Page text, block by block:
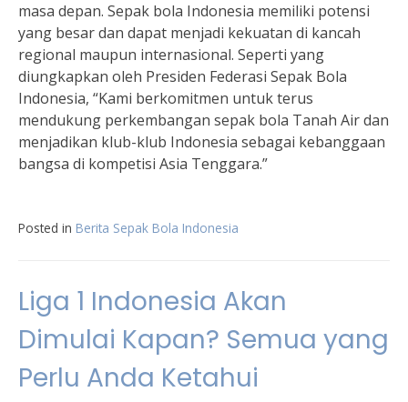
masa depan. Sepak bola Indonesia memiliki potensi
yang besar dan dapat menjadi kekuatan di kancah
regional maupun internasional. Seperti yang
diungkapkan oleh Presiden Federasi Sepak Bola
Indonesia, “Kami berkomitmen untuk terus
mendukung perkembangan sepak bola Tanah Air dan
menjadikan klub-klub Indonesia sebagai kebanggaan
bangsa di kompetisi Asia Tenggara.”
Posted in Berita Sepak Bola Indonesia
Liga 1 Indonesia Akan
Dimulai Kapan? Semua yang
Perlu Anda Ketahui